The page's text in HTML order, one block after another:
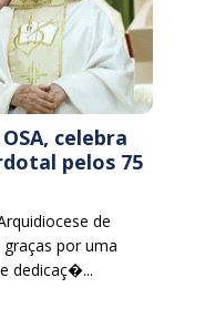
celebra
pelos 75
de
por uma
dedicaç�...